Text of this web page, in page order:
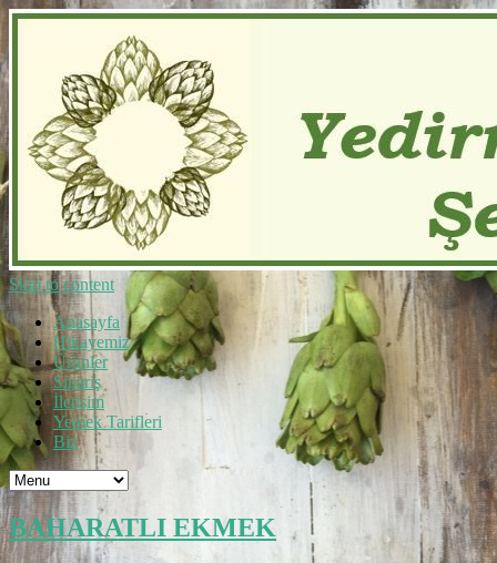
Skip to content
Anasayfa
Hikayemiz
Ürünler
Sipariş
İletişim
Yemek Tarifleri
Biz
BAHARATLI EKMEK